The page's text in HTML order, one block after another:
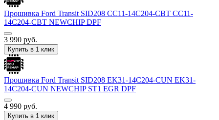
Прошивка Ford Transit SID208 CC11-14C204-CBT CC11-
14C204-CBT NEWCHIP DPF
3 990 руб.
Купить в 1 клик
Прошивка Ford Transit SID208 EK31-14C204-CUN EK31-
14C204-CUN NEWCHIP ST1 EGR DPF
4 990 руб.
Купить в 1 клик